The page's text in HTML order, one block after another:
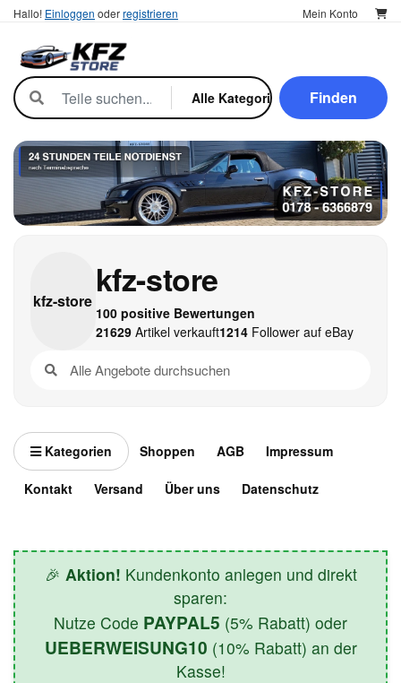
Hallo! Einloggen oderregistrieren Mein Konto
Finden
kfz-store
kfz-store
100 positive Bewertungen
21629Artikel verkauft1214Follower auf eBay
Kategorien Shoppen AGB Impressum
Kontakt Versand Über uns Datenschutz
🎉 Aktion! Kundenkonto anlegen und direkt
sparen:
Nutze Code PAYPAL5 (5% Rabatt) oder
UEBERWEISUNG10 (10% Rabatt) an der
Kasse!